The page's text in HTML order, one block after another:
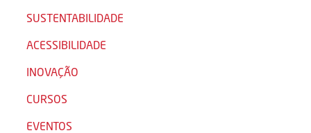
SUSTENTABILIDADE
ACESSIBILIDADE
INOVAÇÃO
CURSOS
EVENTOS